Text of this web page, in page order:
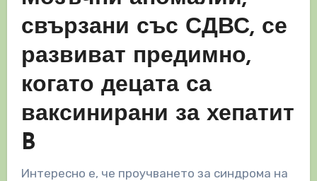
свързани със СДВС, се
развиват предимно,
когато децата са
ваксинирани за хепатит
B
Интересно е, че проучването за синдрома на